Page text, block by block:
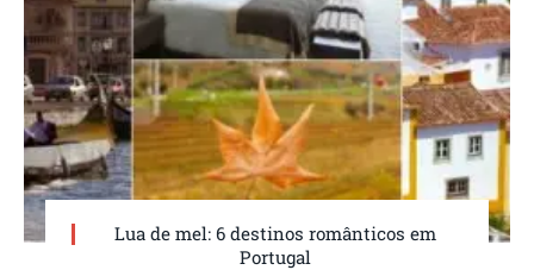
Lua de mel: 6 destinos românticos em
Portugal